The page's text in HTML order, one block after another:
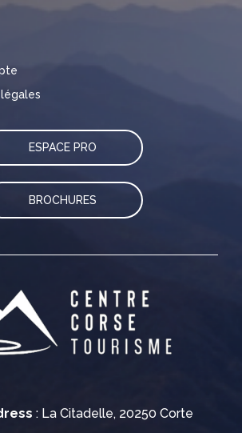
: La Citadelle, 20250 Corte
ESPACE PRO
BROCHURES